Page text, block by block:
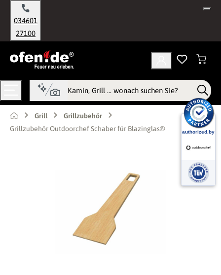
springen
034601
27100
Grill
Grillzubehör
Grillzubehör Outdoorchef Schaber für Blazinglas®